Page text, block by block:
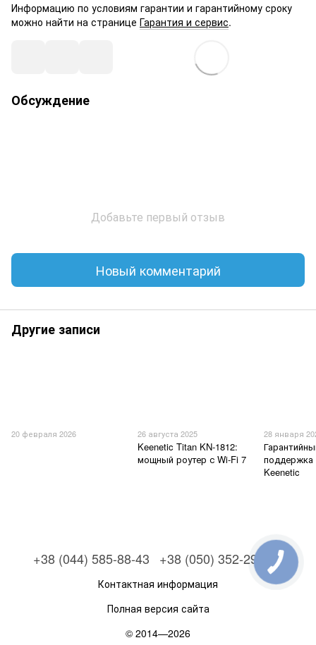
Информацию по условиям гарантии и гарантийному сроку
можно найти на странице Гарантия и сервис.
Обсуждение
Добавьте первый отзыв
Новый комментарий
Другие записи
20 февраля 2026 26 августа 2025
Keenetic Titan KN-1812:
мощный роутер с Wi-Fi 7
28 января
поддержка
Keenetic
+38 (044) 585-88-43 +38 (050) 352-29-79
Контактная информация
Полная версия сайта
© 2014—2026